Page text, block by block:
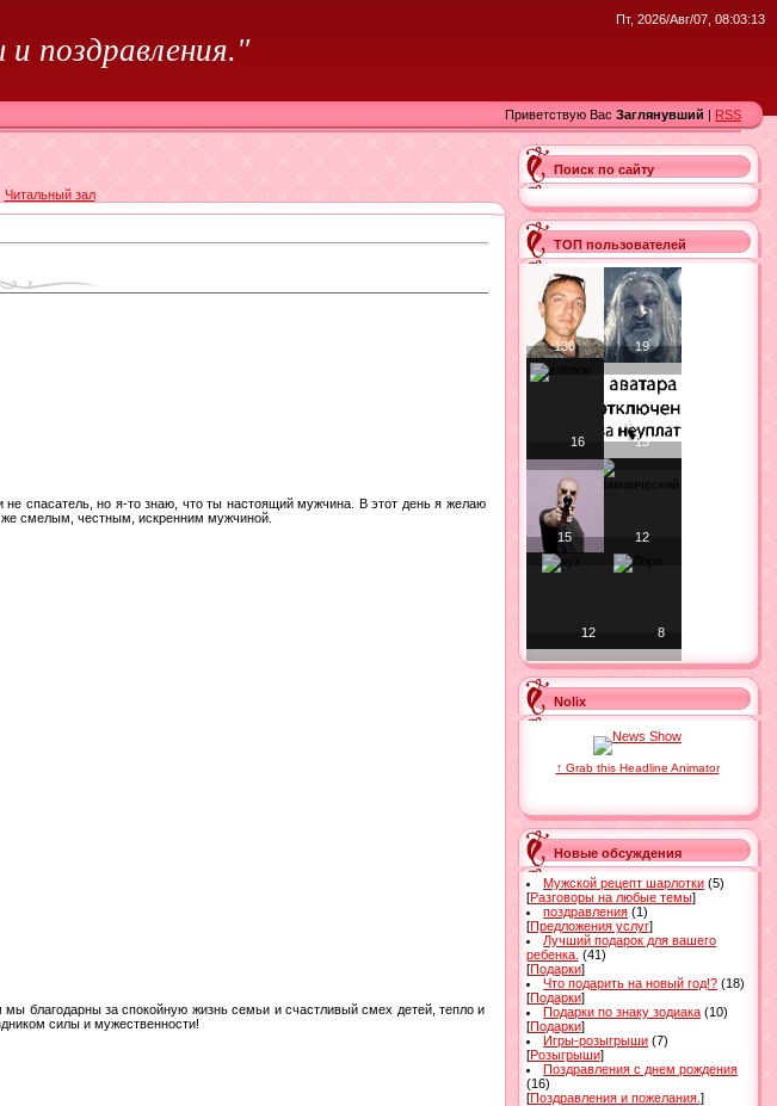
поздравления."
Пт, 2026/Авг/07, 08:03:13
Приветствую Вас Заглянувший | RSS
Читальный зал
спасатель, но я-то знаю, что ты настоящий мужчина. В этот день я желаю
же смелым, честным, искренним мужчиной.
благодарны за спокойную жизнь семьи и счастливый смех детей, тепло и
силы и мужественности!
Поиск по сайту
ТОП пользователей
130 19
16 15
15 12
12 8
Nolix
↑ Grab this Headline Animator
Новые обсуждения
Мужской рецепт шарлотки (5)
[Разговоры на любые темы]
поздравления (1)
[Предложения услуг]
Лучший подарок для вашего
ребенка. (41)
[Подарки]
Что подарить на новый год!? (18)
[Подарки]
Подарки по знаку зодиака (10)
[Подарки]
Игры-розыгрыши (7)
[Розыгрыши]
Поздравления с днем рождения
(16)
[Поздравления и пожелания. ]